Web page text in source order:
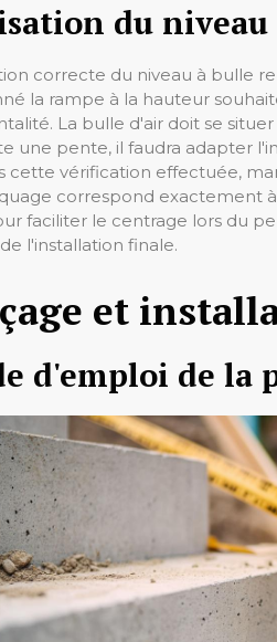
du
correcte du niveau à bulle
la rampe à la hauteur
La bulle d'air doit se
une pente, il faudra adapter
cette vérification effectuée,
correspond exactement
faciliter le centrage lors du
l'installation finale.
et
d'emploi de la